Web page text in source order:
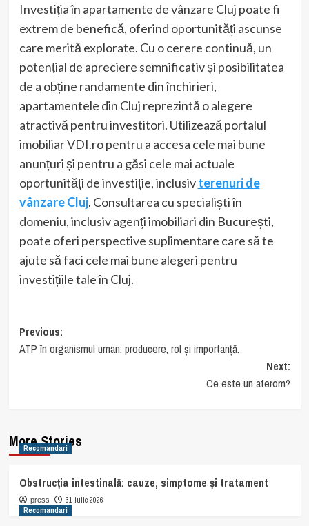
Investiția în apartamente de vânzare Cluj poate fi
extrem de benefică, oferind oportunități ascunse
care merită explorate. Cu o cerere continuă, un
potențial de apreciere semnificativ și posibilitatea
de a obține randamente din închirieri,
apartamentele din Cluj reprezintă o alegere
atractivă pentru investitori. Utilizează portalul
imobiliar VDI.ro pentru a accesa cele mai bune
anunțuri și pentru a găsi cele mai actuale
oportunități de investiție, inclusivterenuri de
vânzare Cluj. Consultarea cu specialiști în
domeniu, inclusiv agenți imobiliari din București,
poate oferi perspective suplimentare care să te
ajute să faci cele mai bune alegeri pentru
investițiile tale în Cluj.
Post
navigation
Previous:
ATP în organismul uman: producere, rol și importanță.
Next:
Ce este un aterom?
More Stories
Recomandari
Obstrucția intestinală: cauze, simptome și tratament
press
31 iulie 2026
Recomandari